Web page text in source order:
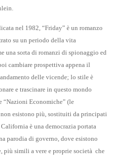
nel 1982, “Friday” è un romanzo
su un periodo della vita
una sorta di romanzi di spionaggio ed
cambiare prospettiva appena il
delle vicende; lo stile è
e trascinare in questo mondo
“Nazioni Economiche” (le
esistono più, sostituiti da principati
è una democrazia portata
parodia di governo, dove esistono
più simili a vere e proprie società che